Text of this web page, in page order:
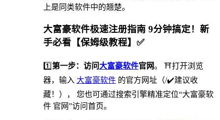
上是同类软件中的翘楚。
大富豪软件极速注册指南 9分钟搞定！新
手必看【保姆级教程】✅
1️⃣第一步：访问 大富豪软件官网。 ⛩打开浏览
器，输入 大富豪软件 的官方网址（/✔️建议收
藏！）， 您也可通过搜索引擎精准定位“大富豪软
件 官网”访问首页。